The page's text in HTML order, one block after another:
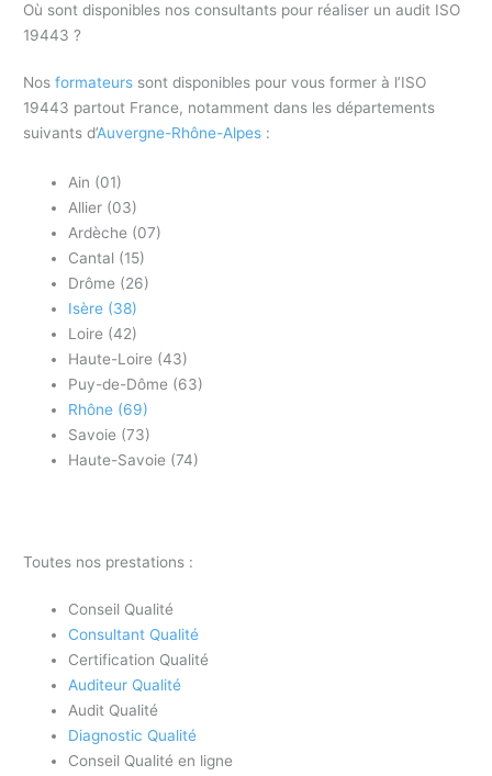
Où sont disponibles nos consultants pour réaliser un audit ISO
19443 ?
Nosformateurs sont disponibles pour vous former à l’ISO
19443 partout France, notamment dans les départements
suivants d’Auvergne-Rhône-Alpes :
Ain (01)
Allier (03)
Ardèche (07)
Cantal (15)
Drôme (26)
Isère (38)
Loire (42)
Haute-Loire (43)
Puy-de-Dôme (63)
Rhône (69)
Savoie (73)
Haute-Savoie (74)
Toutes nos prestations :
Conseil Qualité
Consultant Qualité
Certification Qualité
Auditeur Qualité
Audit Qualité
Diagnostic Qualité
Conseil Qualité en ligne